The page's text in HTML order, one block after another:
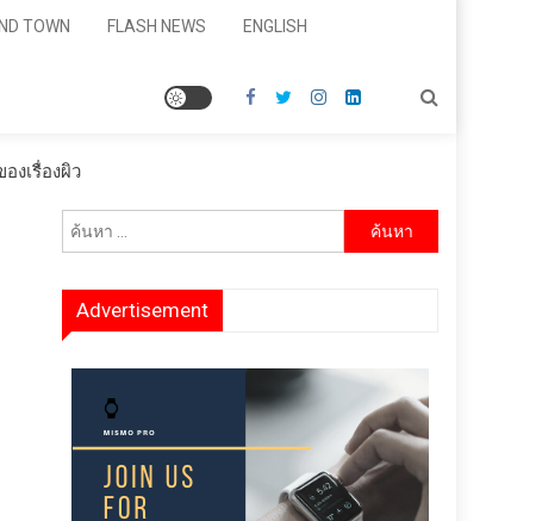
TOWN FLASH NEWS ENGLISH
งเรื่องผิว
ค้นหา
Advertisement